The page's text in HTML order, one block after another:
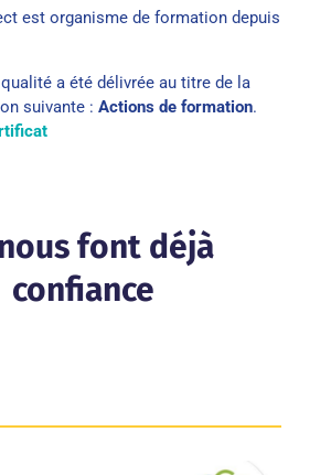
est organisme de formation depuis
a été délivrée au titre de la
suivante : Actions de formation.
font déjà
confiance